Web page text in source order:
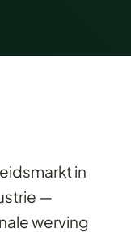
in
—
werving